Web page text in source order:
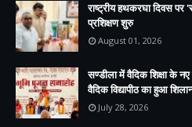
राष्ट्रीय हथकरघा दिवस
प्रशिक्षण शुरु
August 01, 2026
सण्डीला में वैदिक शिक्षा के नए
वैदिक विद्यापीठ का हुआ
July 28, 2026